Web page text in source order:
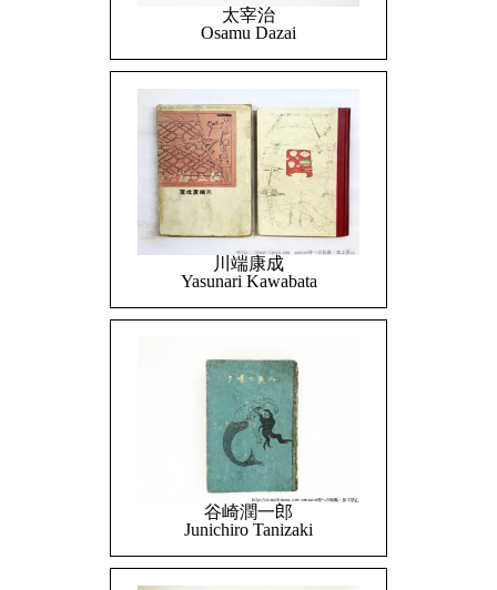
太宰治
Osamu Dazai
川端康成
Yasunari Kawabata
谷崎潤一郎
Junichiro Tanizaki